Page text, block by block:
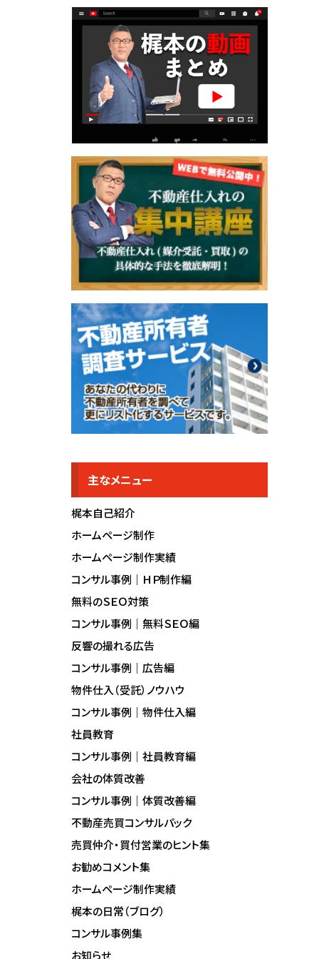
主なメニュー
梶本自己紹介
ホームページ制作
ホームページ制作実績
コンサル事例｜ＨＰ制作編
無料のＳＥＯ対策
コンサル事例｜無料ＳＥＯ編
反響の撮れる広告
コンサル事例｜広告編
物件仕入（受託）ノウハウ
コンサル事例｜物件仕入編
社員教育
コンサル事例｜社員教育編
会社の体質改善
コンサル事例｜体質改善編
不動産売買コンサルパック
売買仲介・買付営業のヒント集
お勧めコメント集
ホームページ制作実績
梶本の日常（ブログ）
コンサル事例集
お知らせ